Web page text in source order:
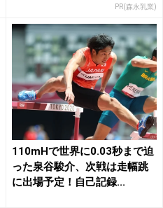
PR(森永乳業)
110mHで世界に0.03秒まで迫
った泉谷駿介、次戦は走幅跳
に出場予定！自己記録...